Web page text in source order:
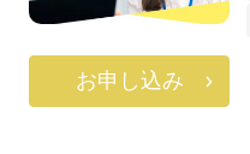
お申し込み